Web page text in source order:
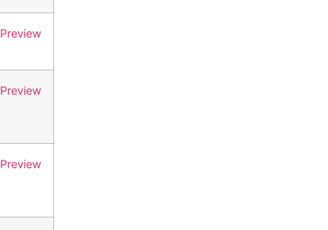
Preview
Preview
Preview